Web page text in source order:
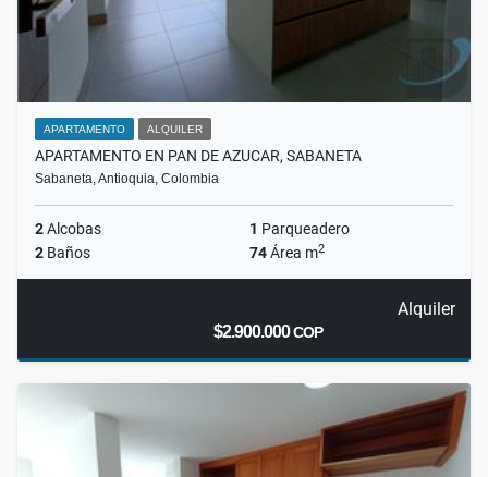
APARTAMENTO ALQUILER
APARTAMENTO EN PAN DE AZUCAR, SABANETA
Sabaneta, Antioquia, Colombia
2Alcobas 1 Parqueadero
2 Baños 74Área m2
Alquiler
$2.900.000COP